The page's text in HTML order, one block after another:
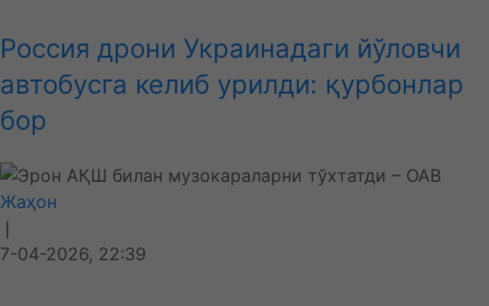
Россия дрони Украинадаги йўловчи
автобусга келиб урилди: қурбонлар
бор
Жаҳон
❘
7-04-2026, 22:39